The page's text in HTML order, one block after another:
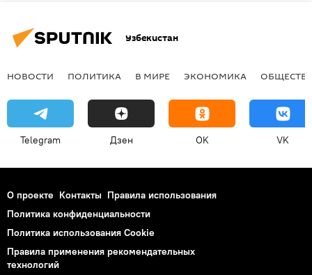
Узбекистан
НОВОСТИ ПОЛИТИКА В МИРЕ ЭКОНОМИКА
Telegram Дзен OK VK
О проекте Контакты Правила использования
Политика конфиденциальности
Политика использования Cookie
Правила применения рекомендательных
технологий